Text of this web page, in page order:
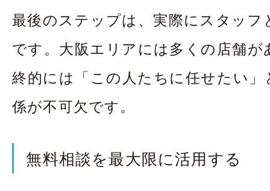
最後のステップは、実際にスタッフ
です。大阪エリアには多くの店舗が
終的には「この人たちに任せたい」
係が不可欠です。
無料相談を最大限に活用する